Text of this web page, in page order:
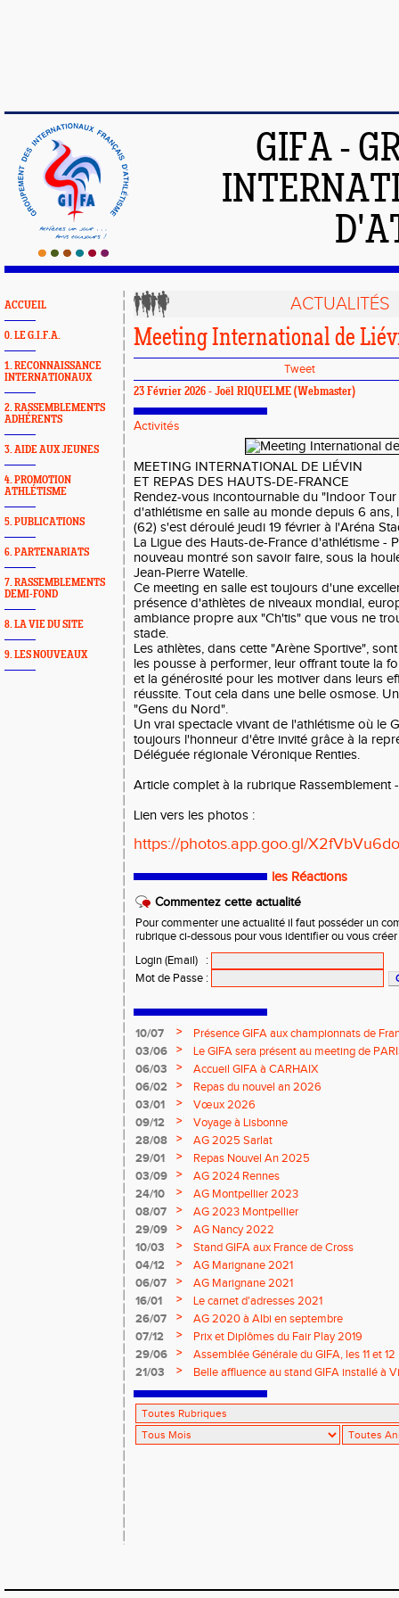
GIFA -
ACCUEIL
0. LE G.I.F.A.
1. RECONNAISSANCE
INTERNATIONAUX
2. RASSEMBLEMENTS
ADHÉRENTS
3. AIDE AUX JEUNES
4. PROMOTION
ATHLÉTISME
5. PUBLICATIONS
6. PARTENARIATS
7. RASSEMBLEMENTS
DEMI-FOND
8. LA VIE DU SITE
9. LES NOUVEAUX
ACTUALITÉS
Meeting International de
Tweet
23 Février 2026 - Joël RIQUELME (Webmaster)
Activités
MEETING INTERNATIONAL DE LIÉVIN
ET REPAS DES HAUTS-DE-FRANCE
Rendez-vous incontournable du "Indoor
d'athlétisme en salle au monde depuis 6 ans,
(62) s'est déroulé jeudi 19 février à l'Aréna
La Ligue des Hauts-de-France d'athlétisme -
nouveau montré son savoir faire, sous la
Jean-Pierre Watelle.
Ce meeting en salle est toujours d'une
présence d'athlètes de niveaux mondial,
ambiance propre aux "Ch'tis" que vous ne
stade.
Les athlètes, dans cette "Arène Sportive",
les pousse à performer, leur offrant toute la
et la générosité pour les motiver dans leurs
réussite. Tout cela dans une belle osmose.
"Gens du Nord".
Un vrai spectacle vivant de l'athlétisme où le
toujours l'honneur d'être invité grâce à la
Déléguée régionale Véronique Renties.
Article complet à la rubrique Rassemblement
Lien vers les photos :
https://photos.app.goo.gl/
les Réactions
Commentez cette actualité
Pour commenter une actualité il faut posséder un
rubrique ci-dessous pour vous identifier ou vous
Login (Email)
:
Mot de Passe :
10/07 >
Présence GIFA aux championnats de
03/06
>
Le GIFA sera présent au meeting de
06/03
>
Accueil GIFA à CARHAIX
06/02
>
Repas du nouvel an 2026
03/01
>
Vœux 2026
09/12
>
Voyage à Lisbonne
28/08
>
AG 2025 Sarlat
29/01
>
Repas Nouvel An 2025
03/09
>
AG 2024 Rennes
24/10
>
AG Montpellier 2023
08/07
>
AG 2023 Montpellier
29/09
>
AG Nancy 2022
10/03
>
Stand GIFA aux France de Cross
04/12
>
AG Marignane 2021
06/07
>
AG Marignane 2021
16/01
>
Le carnet d'adresses 2021
26/07
>
AG 2020 à Albi en septembre
07/12
>
Prix et Diplômes du Fair Play 2019
29/06
>
Assemblée Générale du GIFA, les 11 et
Royal de Blois.
21/03 >
Belle affluence au stand GIFA installé à